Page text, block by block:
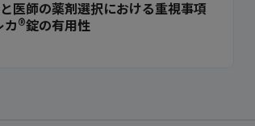
医師の薬剤選択における重視事項
カ ®錠の有用性